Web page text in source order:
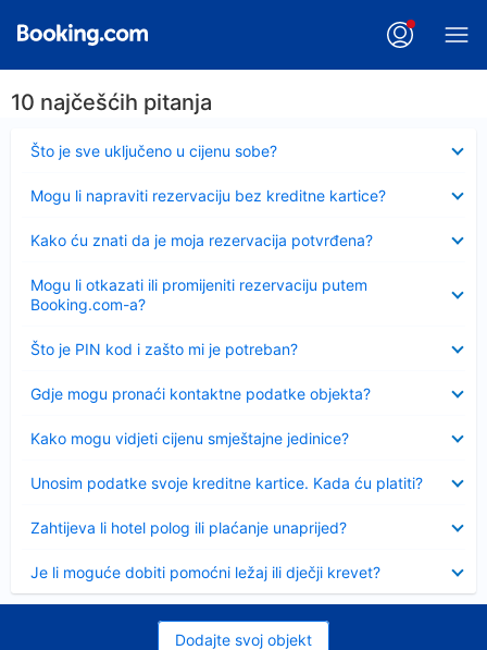
10 najčešćih pitanja
Što je sve uključeno u cijenu sobe?
Sažeto
Mogu li napraviti rezervaciju bez kreditne kartice?
Kako ću znati da je moja rezervacija potvrđena?
Mogu li otkazati ili promijeniti rezervaciju putem
Booking.com-a?
Što je PIN kod i zašto mi je potreban?
Sažeto
Gdje mogu pronaći kontaktne podatke objekta?
Kako mogu vidjeti cijenu smještajne jedinice?
Unosim podatke svoje kreditne kartice. Kada ću platiti?
Zahtijeva li hotel polog ili plaćanje unaprijed?
Je li moguće dobiti pomoćni ležaj ili dječji krevet?
Dodajte svoj objekt